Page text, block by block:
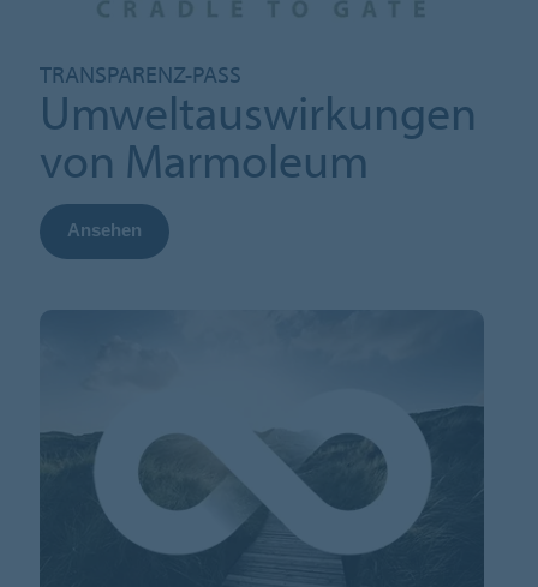
TRANSPARENZ-PASS
Umweltauswirkungen
von Marmoleum
Ansehen